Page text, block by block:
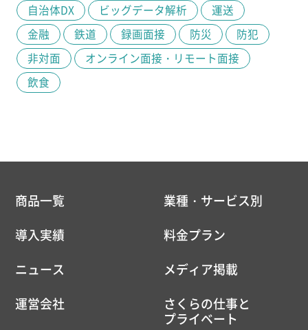
自治体DX
ビッグデータ解析
運送
金融
鉄道 録画面接 防災
防犯
非対面
オンライン面接・リモート面接
飲食
商品一覧
業種・サービス別
導入実績
料金プラン
ニュース
メディア掲載
運営会社
さくらの仕事と
プライベート